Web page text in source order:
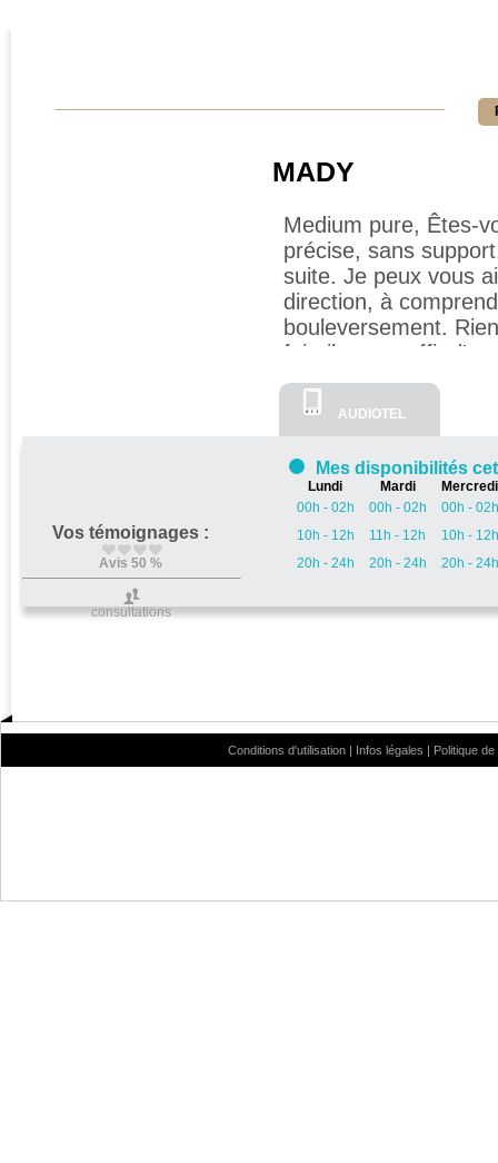
Vos témoignages :
Avis 50 %
consultations
MADY
Medium pure, Êtes-
précise, sans
suite. Je peux vous
direction, à
bouleversement.
fait, il vous suffit
AUDIOTEL
Mes disponibilités
Lundi Mardi
Mercredi
00h - 02h
10h - 12h
20h - 24h
00h - 02h
11h - 12h
20h - 24h
00h - 02h
10h - 12h
20h - 24h
Conditions d'utilisation| Infos légales | Politique